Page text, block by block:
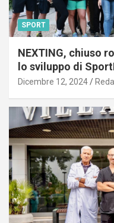
SPORT
NEXTING, chiuso
lo sviluppo di
Dicembre 12, 2024